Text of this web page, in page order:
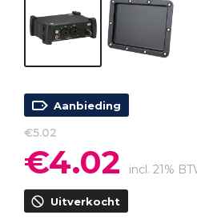
Aanbieding
€5.02
Oorspronkelijke
prijs
was:
€5.02.
€4.02 prijs
is:
€4.02.
incl. 21%
Uitverkocht